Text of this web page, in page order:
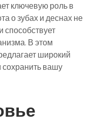
ключевую роль в
о зубах и деснах не
способствует
В этом
широкий
сохранить вашу